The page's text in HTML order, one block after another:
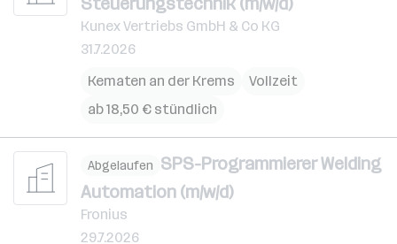
Kunex Vertriebs GmbH & Co KG
31.7.2026
Kematen an der Krems
Vollzeit
ab 18,50 € stündlich
Abgelaufen SPS-Programmierer Welding
Automation (m/w/d)
Fronius
29.7.2026